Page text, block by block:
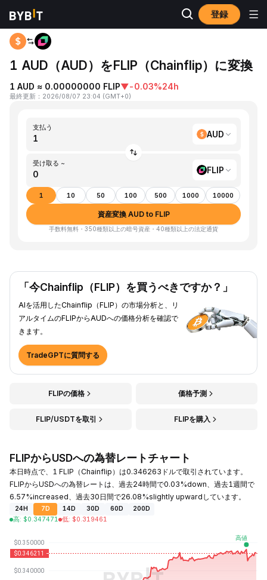
登録
ホーム AUD to FLIP
1 AUD（AUD）をFLIP（Chainflip）に変換
1 AUD ≈ 0.00000000 FLIP▼-0.03%24h
最終更新 ： 2026/08/07 23:04 (GMT+0)
支払う
AUD
受け取る ~
FLIP
1 10 50 100 500 1000 10000
資産変換 AUD to FLIP
手数料無料・350種類以上の暗号資産・40種類以上の法定通貨
「今Chainflip（FLIP）を買うべきですか？」
AIを活用したChainflip（FLIP）の市場分析と、リ
アルタイムのFLIPからAUDへの価格分析を確認で
きます。
TradeGPTに質問する
FLIPの価格 価格予測
FLIP/USDTを取引 FLIPを購入
FLIPからUSDへの為替レートチャート
本日時点で、1 FLIP（Chainflip）は0.346263ドルで取引されています。
FLIPからUSDへの為替レートは、過去24時間で0.03%down、過去1週間で
6.57%increased、過去30日間で26.08%slightly upwardしています。
24H 7D 14D 30D 60D
200D
高: $0.347471 低: $0.319461